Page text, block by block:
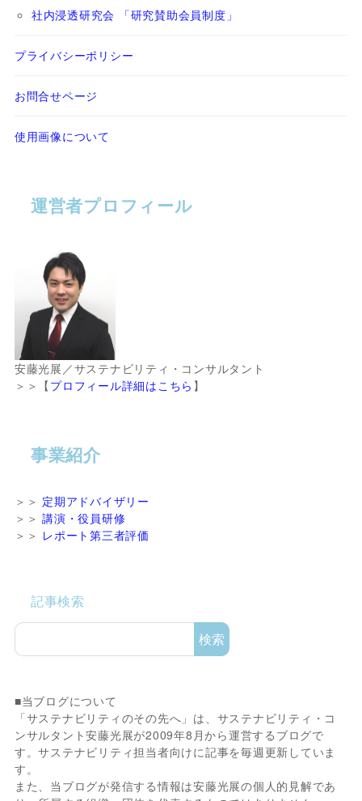
社内浸透研究会 「研究賛助会員制度」
プライバシーポリシー
お問合せページ
使用画像について
運営者プロフィール
安藤光展／サステナビリティ・コンサルタント
＞＞【 プロフィール詳細はこちら 】
事業紹介
＞＞ 定期アドバイザリー
＞＞講演・役員研修
＞＞ レポート第三者評価
記事検索
検索
■当ブログについて
「サステナビリティのその先へ」は、サステナビリティ・コ
ンサルタント安藤光展が2009年8月から運営するブログで
す。サステナビリティ担当者向けに記事を毎週更新していま
す。
また、当ブログが発信する情報は安藤光展の個人的見解であ